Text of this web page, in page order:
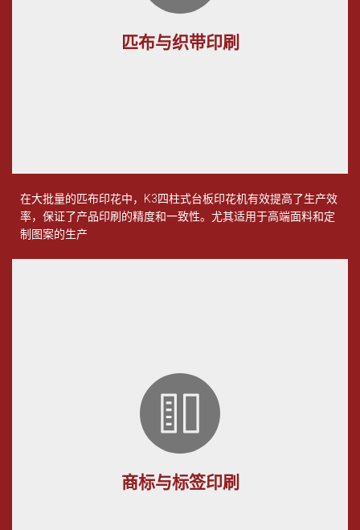
匹布与织带印刷
在大批量的匹布印花中， K3四柱式台板印花机有效提高了生产效
率，保证了产品印刷的精度和一致性。尤其适用于高端面料和定
制图案的生产
商标与标签印刷